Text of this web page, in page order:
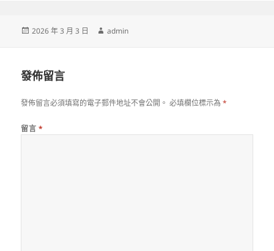
發
2026 年 3 月 3 日
作
admin
發佈留言
發佈留言必須填寫的電子郵件地址不會公開。 必填欄位標示為*
留言 *